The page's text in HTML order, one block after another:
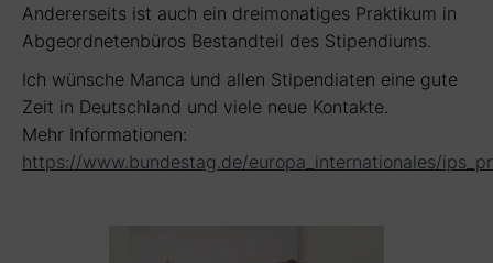
Andererseits ist auch ein dreimonatiges Praktikum in
Abgeordnetenbüros Bestandteil des Stipendiums.
Ich wünsche Manca und allen Stipendiaten eine gute
Zeit in Deutschland und viele neue Kontakte.
Mehr Informationen:
https://www.bundestag.de/europa_internationales/